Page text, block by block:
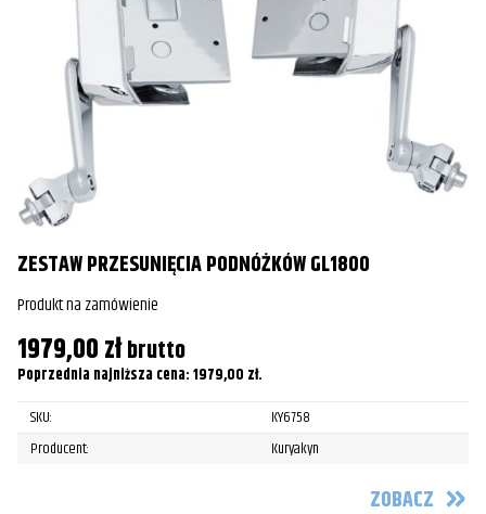
ZESTAW PRZESUNIĘCIA PODNÓŻKÓW GL1800
Produkt na zamówienie
1979,00złbrutto
Poprzednia najniższa cena:1979,00 zł.
SKU:
KY6758
Producent:
Kuryakyn
ZOBACZ